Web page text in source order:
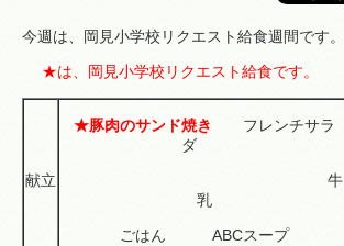
今週は、岡見小学校リクエスト給食週間です。
★は、岡見小学校リクエスト給食です。
献立
★豚肉のサンド焼き フレンチサラ
ダ
牛
乳
ごはん ABCスープ